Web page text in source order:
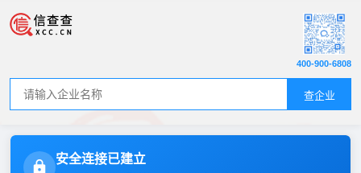
查企业
400-900-6808
安全连接已建立